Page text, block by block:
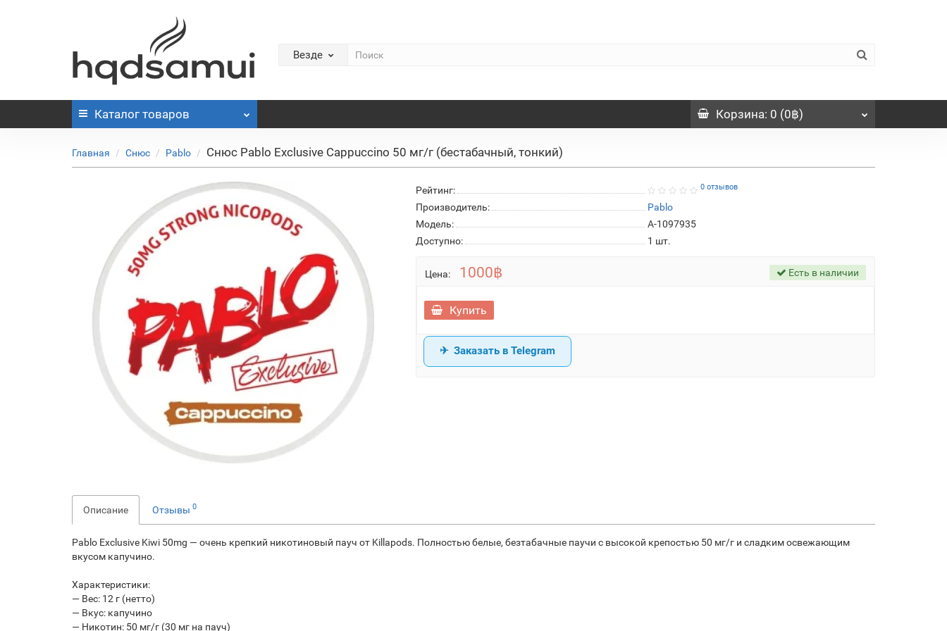
Везде
Каталог товаров Корзина: 0 (0฿)
Главная Снюс Pablo Снюс Pablo Exclusive Cappuccino 50 мг/г (бестабачный, тонкий)
Рейтинг: 0 отзывов
Производитель:
Pablo
Модель:
A-1097935
Доступно:
1 шт.
Цена: 1000฿ Есть в наличии
Купить
Заказать в Telegram
Описание Отзывы 0
Pablo Exclusive Kiwi 50mg — очень крепкий никотиновый пауч от Killapods. Полностью белые, безтабачные паучи с высокой крепостью 50 мг/г и сладким освежающим
вкусом капучино.
Характеристики:
— Вес: 12 г (нетто)
— Вкус: капучино
— Никотин: 50 мг/г (30 мг на пауч)